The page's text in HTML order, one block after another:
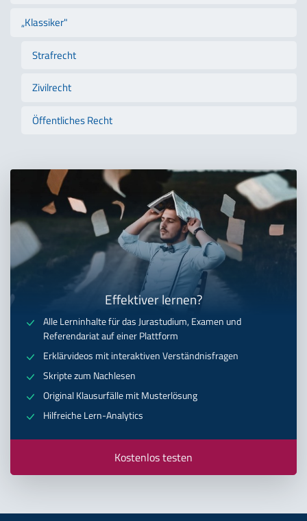
„Klassiker"
Strafrecht
Zivilrecht
Öffentliches Recht
Effektiver lernen?
Alle Lerninhalte für das Jurastudium, Examen und
Referendariat auf einer Plattform
Erklärvideos mit interaktiven Verständnisfragen
Skripte zum Nachlesen
Original Klausurfälle mit Musterlösung
Hilfreiche Lern-Analytics
Kostenlos testen